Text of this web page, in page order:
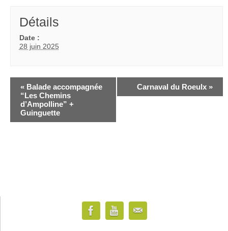
Détails
Date :
28 juin 2025
« Balade accompagnée
“Les Chemins
d’Ampolline” +
Guinguette
Carnaval du Roeulx »